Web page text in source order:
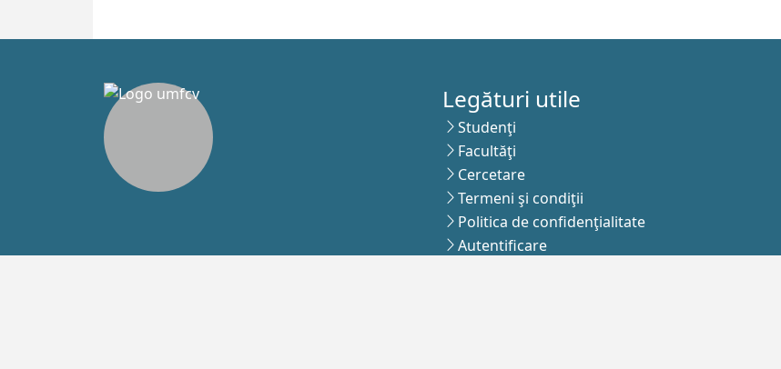
Legături utile
Studenţi
Facultăţi
Cercetare
Termeni şi condiţii
Politica de confidenţialitate
Autentificare